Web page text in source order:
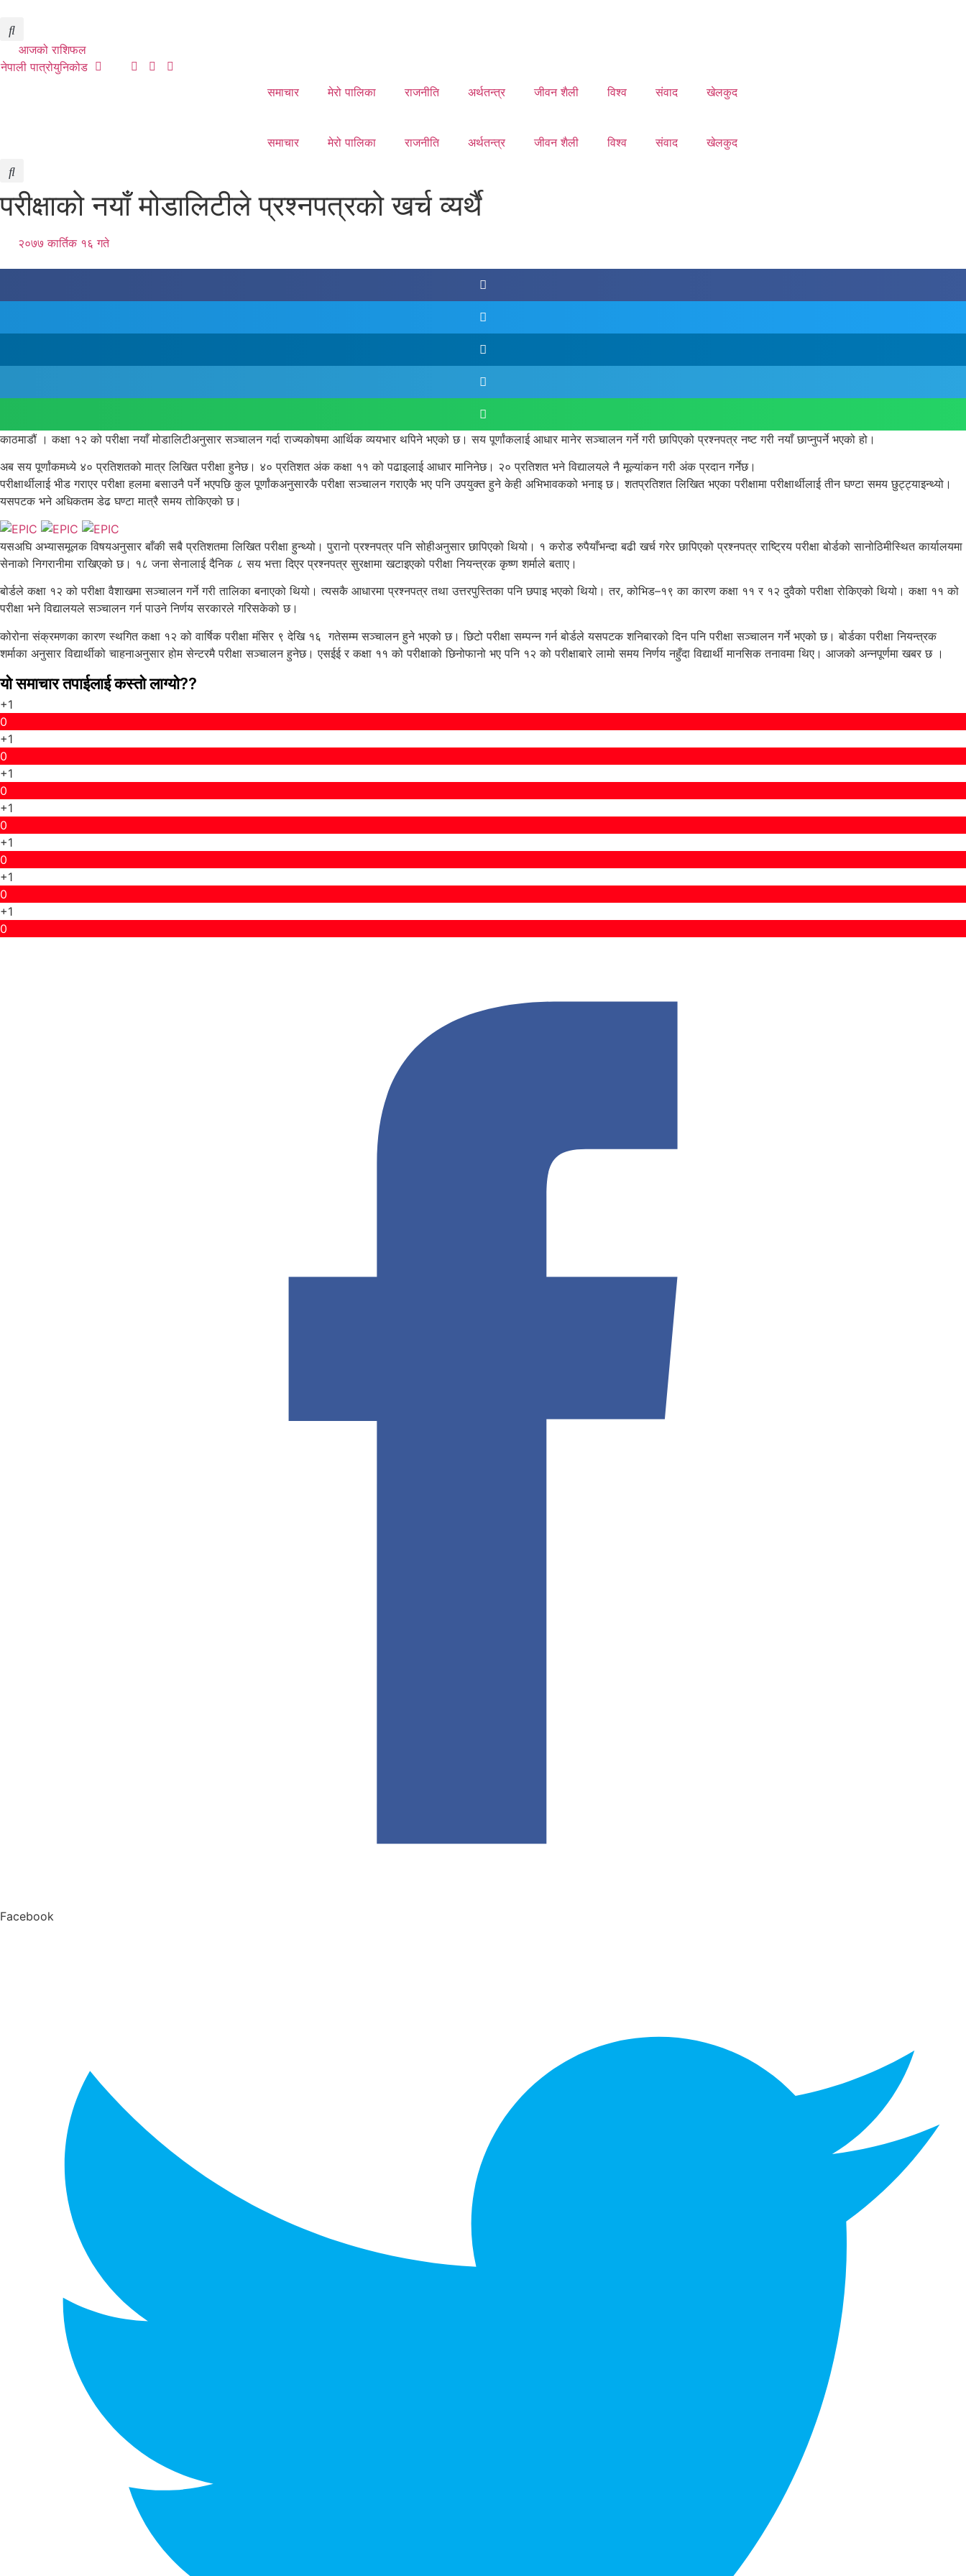
to
आजको राशिफल
नेपाली पात्रोयुनिकोड
समाचार
मेरो पालिका राजनीति अर्थतन्त्र जीवन शैली विश्व संवाद खेलकुद
समाचार मेरो पालिका राजनीति अर्थतन्त्र जीवन शैली विश्व संवाद खेलकुद
परीक्षाको नयाँ मोडालिटीले प्रश्नपत्रको खर्च व्यर्थै
२०७७ कार्तिक १६ गते
काठमाडौं । कक्षा १२ को परीक्षा नयाँ मोडालिटीअनुसार सञ्चालन गर्दा राज्यकोषमा आर्थिक व्ययभार थपिने भएको छ। सय पूर्णांकलाई आधार मानेर सञ्चालन गर्ने गरी छापिएको प्रश्नपत्र नष्ट गरी नयाँ छाप्नुपर्ने भएको हो।
अब सय पूर्णांकमध्ये ४० प्रतिशतको मात्र लिखित परीक्षा हुनेछ। ४० प्रतिशत अंक कक्षा ११ को पढाइलाई आधार मानिनेछ। २० प्रतिशत भने विद्यालयले नै मूल्यांकन गरी अंक प्रदान गर्नेछ।
परीक्षार्थीलाई भीड गराएर परीक्षा हलमा बसाउनै पर्ने भएपछि कुल पूर्णांकअनुसारकै परीक्षा सञ्चालन गराएकै भए पनि उपयुक्त हुने केही अभिभावकको भनाइ छ। शतप्रतिशत लिखित भएका परीक्षामा परीक्षार्थीलाई तीन घण्टा समय छुट्ट्याइन्थ्यो।
यसपटक भने अधिकतम डेढ घण्टा मात्रै समय तोकिएको छ।
यसअघि अभ्यासमूलक विषयअनुसार बाँकी सबै प्रतिशतमा लिखित परीक्षा हुन्थ्यो। पुरानो प्रश्नपत्र पनि सोहीअनुसार छापिएको थियो। १ करोड रुपैयाँभन्दा बढी खर्च गरेर छापिएको प्रश्नपत्र राष्ट्रिय परीक्षा बोर्डको सानोठिमीस्थित कार्यालयमा
सेनाको निगरानीमा राखिएको छ। १८ जना सेनालाई दैनिक ८ सय भत्ता दिएर प्रश्नपत्र सुरक्षामा खटाइएको परीक्षा नियन्त्रक कृष्ण शर्माले बताए।
बोर्डले कक्षा १२ को परीक्षा वैशाखमा सञ्चालन गर्ने गरी तालिका बनाएको थियो। त्यसकै आधारमा प्रश्नपत्र तथा उत्तरपुस्तिका पनि छपाइ भएको थियो। तर, कोभिड–१९ का कारण कक्षा ११ र १२ दुवैको परीक्षा रोकिएको थियो। कक्षा ११ को
परीक्षा भने विद्यालयले सञ्चालन गर्न पाउने निर्णय सरकारले गरिसकेको छ।
कोरोना संक्रमणका कारण स्थगित कक्षा १२ को वार्षिक परीक्षा मंसिर ९ देखि १६ गतेसम्म सञ्चालन हुने भएको छ। छिटो परीक्षा सम्पन्न गर्न बोर्डले यसपटक शनिबारको दिन पनि परीक्षा सञ्चालन गर्ने भएको छ। बोर्डका परीक्षा नियन्त्रक
शर्माका अनुसार विद्यार्थीको चाहनाअनुसार होम सेन्टरमै परीक्षा सञ्चालन हुनेछ। एसईई र कक्षा ११ को परीक्षाको छिनोफानो भए पनि १२ को परीक्षाबारे लामो समय निर्णय नहुँदा विद्यार्थी मानसिक तनावमा थिए। आजको अन्नपूर्णमा खबर छ ।
यो समाचार तपाईलाई कस्तो लाग्यो??
+1
0
+1
0
+1
0
+1
0
+1
0
+1
0
+1
0
Facebook